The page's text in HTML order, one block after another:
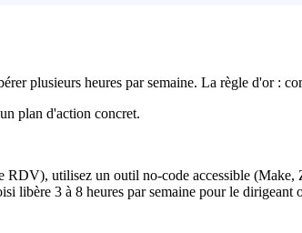
plusieurs heures par semaine. La règle d'or :
plan d'action concret.
RDV), utilisez un outil no-code accessible
3 à 8 heures par semaine pour le dirigeant